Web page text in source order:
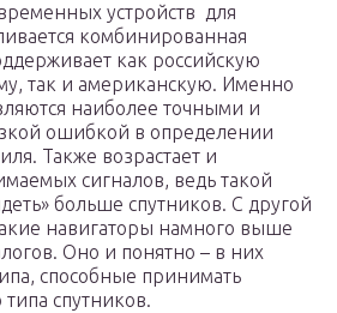
устройств для
комбинированная
как российскую
так и американскую. Именно
наиболее точными и
ошибкой в определении
Также возрастает и
сигналов, ведь такой
больше спутников. С другой
навигаторы намного выше
Оно и понятно – в них
способные принимать
спутников.